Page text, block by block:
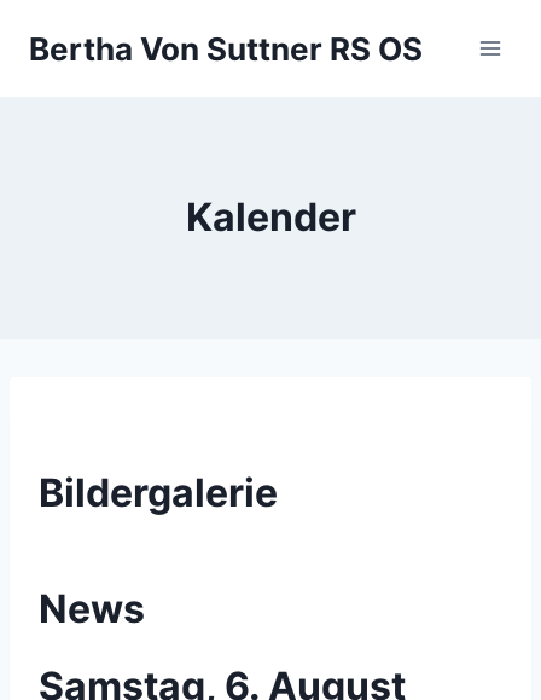
InhaltBertha Von Suttner RS OS
Kalender
Bildergalerie
News
Samstag, 6. August